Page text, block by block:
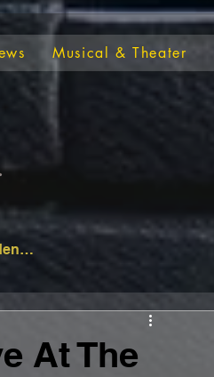
Musical & Theater
At The